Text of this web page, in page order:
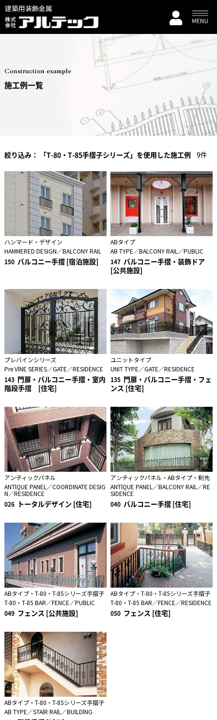
建築用装飾金属
Construction example
施工例一覧
絞り込み： 「T-80・T-85手摺子シリーズ」を使用した施工例 9件
ハンマード・デザイン
HAMMERED DESIGN／BALCONY RAIL
150 バルコニー手摺 [宿泊施設]
ABタイプ
AB TYPE／BALCONY RAIL／PUBLIC
147 バルコニー手摺・装飾ドア
[公共施設]
プレバインシリーズ
Pre VlNE SERIES／GATE／RESIDENCE
143 門扉・バルコニー手摺・室内
階段手摺 [住宅]
ユニットタイプ
UNIT TYPE／GATE／RESIDENCE
135 門扉・バルコニー手摺・フェ
ンス [住宅]
アンティックパネル
ANTlQUE PANEL／COORDINATE DESIG
N／RESlDENCE
026 トータルデザイン [住宅]
アンティックパネル・ABタイプ・剣先
ANTlQUE PANEL／BALCONY RAlL／RE
SIDENCE
040 バルコニー手摺 [住宅]
ABタイプ・T-80・T-85シリーズ手摺子
T-80・T-85 BAR／FENCE／PUBLIC
049 フェンス [公共施設]
ABタイプ・T-80・T-85シリーズ手摺子
T-80・T-85 BAR／FENCE／RESIDENCE
050 フェンス [住宅]
ABタイプ・T-80・T-85シリーズ手摺子
AB TYPE／STAlR RAlL／BUlLDlNG